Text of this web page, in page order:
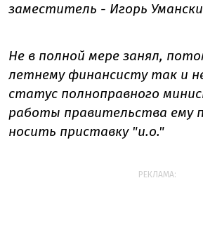
заместитель - Игорь
Не в полной мере занял,
летнему финансисту так и
статус полноправного
работы правительства ему
носить приставку "и.о."
РЕКЛАМА: